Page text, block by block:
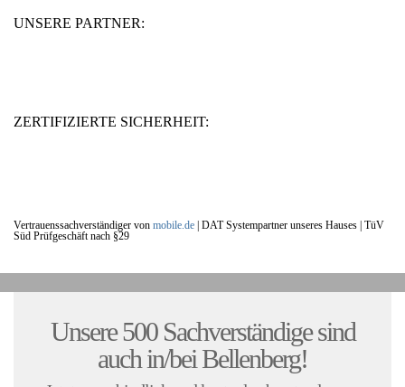
UNSERE PARTNER:
ZERTIFIZIERTE SICHERHEIT:
Vertrauenssachverständiger von mobile.de DAT Systempartner unseres Hauses | TüV
Süd Prüfgeschäft nach §29
Unsere 500 Sachverständige sind
auch in/bei Bellenberg!